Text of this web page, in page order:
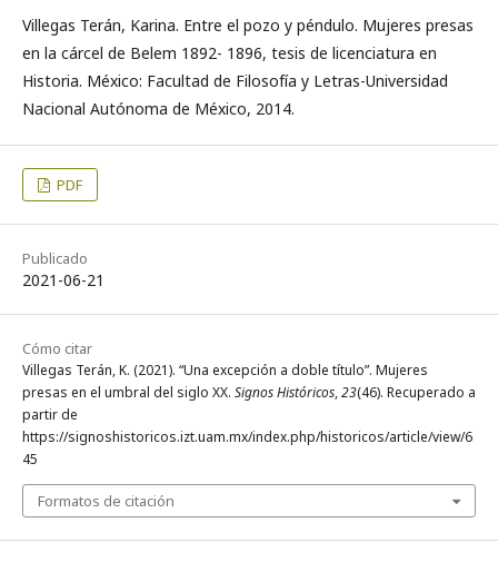
Villegas Terán, Karina. Entre el pozo y péndulo. Mujeres presas
en la cárcel de Belem 1892- 1896, tesis de licenciatura en
Historia. México: Facultad de Filosofía y Letras-Universidad
Nacional Autónoma de México, 2014.
PDF
Publicado
2021-06-21
Cómo citar
Villegas Terán, K. (2021). “Una excepción a doble título”. Mujeres
presas en el umbral del siglo XX. Signos Históricos,23(46). Recuperado a
partir de
https://signoshistoricos.izt.uam.mx/index.php/historicos/article/view/6
45
Formatos de citación